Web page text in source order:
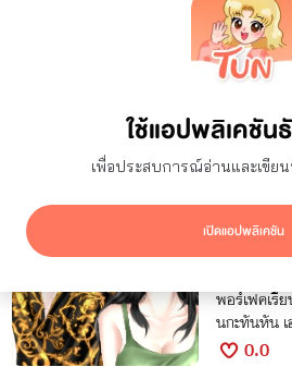
ใช้แอปพลิเคชั
เพื่อประสบการณ์อ่านและเขีย
เปิดแอปพลิเคชัน
ยอดขาย
รายการ
ซ่อนผลงานที่ใช้ปก AI แส
สำลีข
คอเมดี้
พอร์เฟคเรี
นกะทันหัน เ
แม่ไปจนห
0.0